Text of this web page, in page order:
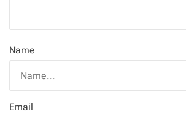
Name
Email